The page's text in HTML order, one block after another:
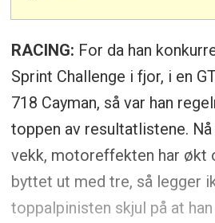
RACING: For da han
Sprint Challenge i fjor, i en
718 Cayman, så var han
toppen av resultatlistene.
vekk, motoreffekten har økt
byttet ut med tre, så legger
toppalpinisten skjul på at